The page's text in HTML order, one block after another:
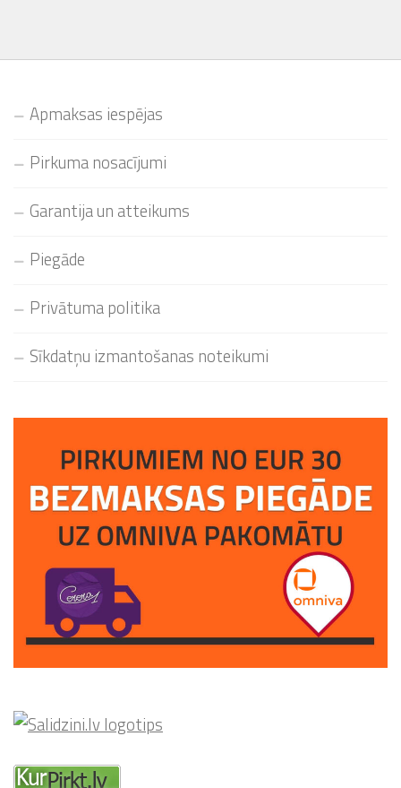
Apmaksas iespējas
Pirkuma nosacījumi
Garantija un atteikums
Piegāde
Privātuma politika
Sīkdatņu izmantošanas noteikumi